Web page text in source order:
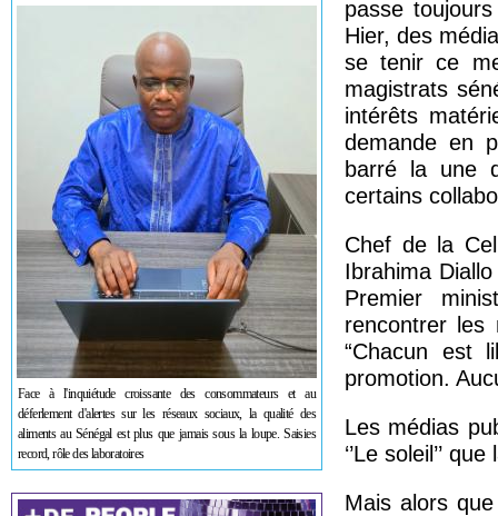
Face à l'inquiétude croissante des consommateurs et au
déferlement d'alertes sur les réseaux sociaux, la qualité des
aliments au Sénégal est plus que jamais sous la loupe. Saisies
record, rôle des laboratoires
passe
Hier, des
se tenir ce
magistrats
intérêts
demande en
barré la une
certains
Chef de la
Ibrahima
Premier
rencontrer les
“Chacun est
promotion.
Les médias
‘’Le soleil’’
Mais alors